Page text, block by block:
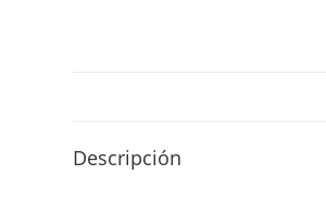
Descripción